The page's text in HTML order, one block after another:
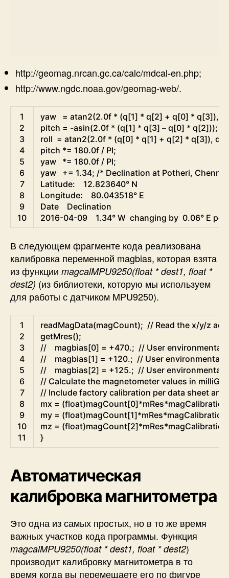
http://geomag.nrcan.gc.ca/calc/mdcal-en.php;
http://www.ngdc.noaa.gov/geomag-web/.
Arduino
1
2
3
4
5
6
7
8
9
10
yaw = atan2(2.0f * (q[1] * q[2] + q[0] * q[3]),
pitch = -asin(2.0f * (q[1] * q[3] – q[0] * q[2]));
roll = atan2(2.0f * (q[0] * q[1] + q[2] * q[3]), q
pitch *= 180.0f / PI;
yaw
*= 180.0f / PI;
yaw
+= 1.34; /* Declination at Potheri, Chennail
Latitude:    12.823640° N
Longitude:    80.043518° E
Date    Declination
2016-04-09    1.34° W  changing by  0.06° E
В следующем фрагменте кода реализована
калибровка переменной magbias, которая взята
из функции magcalMPU9250(float * dest1, float *
dest2) (из библиотеки, которую мы используем
для работы с датчиком MPU9250).
Arduino
1
2
3
4
5
6
7
8
9
10
11
readMagData(magCount); // Read the x/y/z
getMres();
//    magbias[0] = +470.;  // User
//    magbias[1] = +120.;  // User
//    magbias[2] = +125.;  // User
// Calculate the magnetometer values in
// Include factory calibration per data sheet
mx = (float)magCount[0]*mRes*magCalibration
my = (float)magCount[1]*mRes*magCalibration
mz = (float)magCount[2]*mRes*magCalibration
}
Автоматическая
калибровка магнитометра
Это одна из самых простых, но в то же время
важных участков кода программы. Функция
magcalMPU9250(float * dest1, float * dest2)
производит калибровку магнитометра в то
время когда вы перемещаете его по фигуре